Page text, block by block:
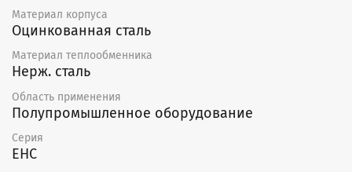
Материал корпуса
Оцинкованная сталь
Материал теплообменника
Нерж. сталь
Область применения
Полупромышленное оборудование
Серия
EHC